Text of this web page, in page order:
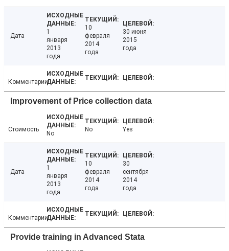
Дата
1
января
2013
года
10
февраля
2014
года
30 июня
2015
года
Комментарии
Improvement of Price collection data
Стоимость
No
No Yes
Дата
1
января
2013
года
10
февраля
2014
года
30
сентября
2014
года
Комментарии
Provide training in Advanced Stata